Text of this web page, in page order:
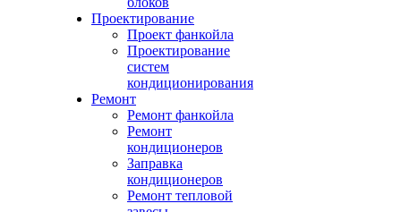
Проектирование
Проект фанкойла
Проектирование
систем
кондиционирования
Ремонт
Ремонт фанкойла
Ремонт
кондиционеров
Заправка
кондиционеров
Ремонт тепловой